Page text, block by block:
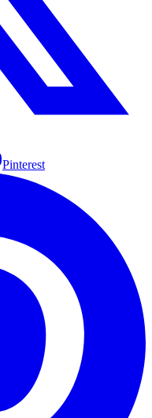
Pinterest